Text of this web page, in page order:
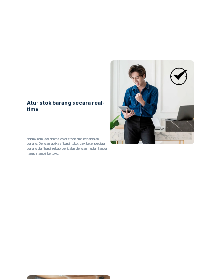
Atur stok barang secara real-
time
Nggak ada lagi drama overstock dan kehabisan
barang. Dengan aplikasi kasir toko, cek ketersediaan
barang dari hasil rekap penjualan dengan mudah tanpa
harus mampir ke toko.